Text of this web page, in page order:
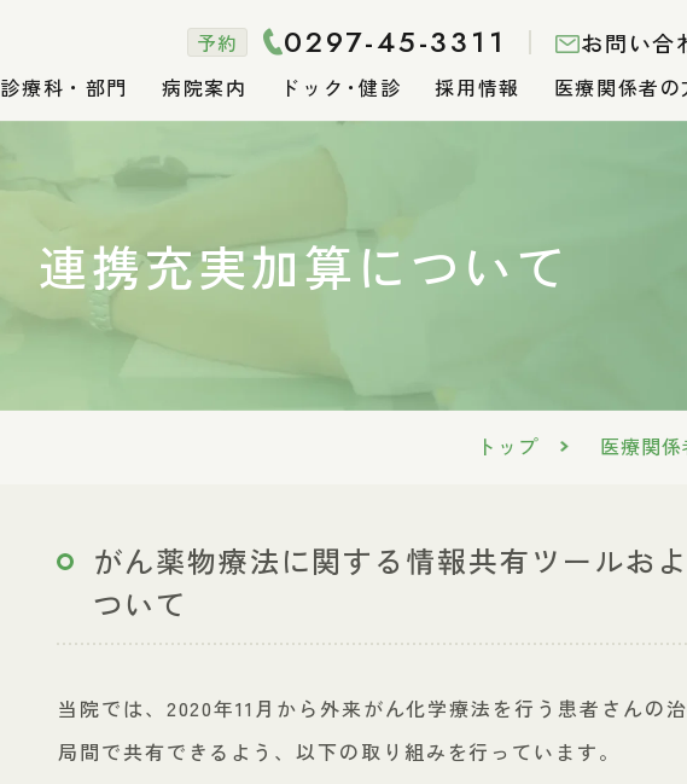
予約 0297-45-3311 お問い合
診療科・部門 病院案内 ドック ・健診 採用情報 医療関係者の
受診案内
外来受診の流れ
入院案内
入院時のお願い
診療科・部門
内科
神経内科 人工透析内科
泌尿器科
薬剤部 栄養科
病院案内
理念・概要
売店のご案内 病院指標
情報通信機器を用いた ック医薬品）バイオ後
続品（バイオシミラ
ドック・健診
人間ドックのご案内
採用情報
福利厚生
医療関係者の方へ
一般事業主行動計画 女性活躍推進法に基づ
連携充実加算について
連携充実加算について
トップ 医療関
がん薬物療法に関する情報共有ツールお
ついて
当院では、2020年11月から外来がん化学療法を行う患者さんの
局間で共有できるよう、以下の取り組みを行っています。